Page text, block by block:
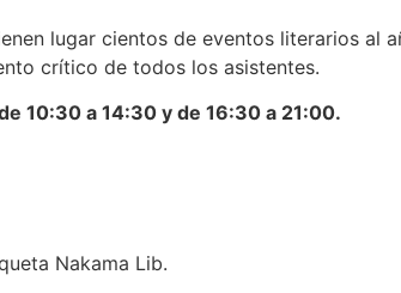
lugar cientos de eventos literarios al
crítico de todos los asistentes.
10:30 a 14:30 y de 16:30 a 21:00.
Nakama Lib.